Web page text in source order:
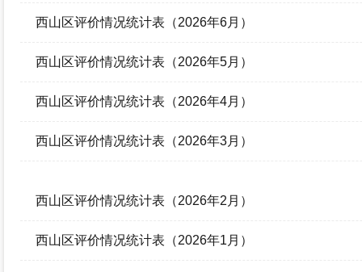
西山区评价情况统计表（2026年6月）
西山区评价情况统计表（2026年5月）
西山区评价情况统计表（2026年4月）
西山区评价情况统计表（2026年3月）
西山区评价情况统计表（2026年2月）
西山区评价情况统计表（2026年1月）